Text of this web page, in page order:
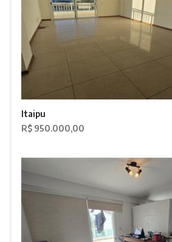
Itaipu
R$ 950.000,00